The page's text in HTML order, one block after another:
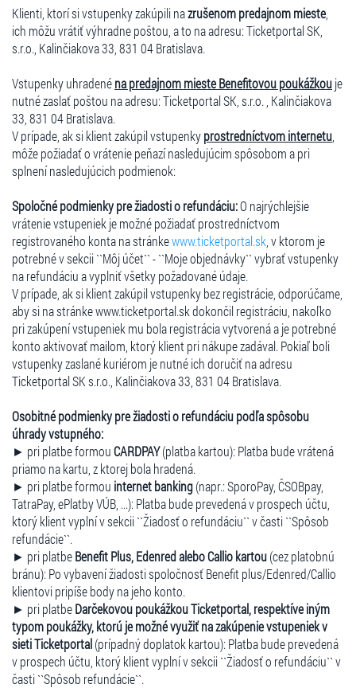
Klienti, ktorí si vstupenky zakúpili nazrušenom predajnom mieste,
ich môžu vrátiť výhradne poštou, a to na adresu: Ticketportal SK,
s.r.o., Kalinčiakova 33, 831 04 Bratislava.
Vstupenky uhradenéna predajnom mieste Benefitovou poukážkouje
nutné zaslať poštou na adresu: Ticketportal SK, s.r.o. , Kalinčiakova
33, 831 04 Bratislava.
V prípade, ak si klient zakúpil vstupenkyprostredníctvom internetu
môže požiadať o vrátenie peňazí nasledujúcim spôsobom a pri
splnení nasledujúcich podmienok:
Spoločné podmienky pre žiadosti o refundáciu:O najrýchlejšie
vrátenie vstupeniek je možné požiadať prostredníctvom
registrovaného konta na stránkewww.ticketportal.sk , v ktorom je
potrebné v sekcii ``Môj účet`` - ``Moje objednávky`` vybrať vstupenky
na refundáciu a vyplniť všetky požadované údaje.
V prípade, ak si klient zakúpil vstupenky bez registrácie, odporúčame,
aby si na stránke www.ticketportal.sk dokončil registráciu, nakoľko
pri zakúpení vstupeniek mu bola registrácia vytvorená a je potrebné
konto aktivovať mailom, ktorý klient pri nákupe zadával. Pokiaľ boli
vstupenky zaslané kuriérom je nutné ich doručiť na adresu
Ticketportal SK s.r.o., Kalinčiakova 33, 831 04 Bratislava.
Osobitné podmienky pre žiadosti o refundáciu podľa spôsobu
úhrady vstupného:
► pri platbe formouCARDPAY(platba kartou): Platba bude vrátená
priamo na kartu, z ktorej bola hradená.
► pri platbe formou internet banking(napr.: SporoPay, ČSOBpay,
TatraPay, ePlatby VÚB, ...): Platba bude prevedená v prospech účtu,
ktorý klient vyplní v sekcii ``Žiadosť o refundáciu`` v časti ``Spôsob
refundácie``.
► pri platbeBenefit Plus, Edenred alebo Callio kartou(cez platobnú
bránu): Po vybavení žiadosti spoločnosť Benefit plus/Edenred/Callio
klientovi pripíše body na jeho konto.
► pri platbeDarčekovou poukážkou Ticketportal, respektíve iným
typom poukážky, ktorú je možné využiť na zakúpenie vstupeniek v
sieti Ticketportal(prípadný doplatok kartou): Platba bude prevedená
v prospech účtu, ktorý klient vyplní v sekcii ``Žiadosť o refundáciu`` v
časti ``Spôsob refundácie``.